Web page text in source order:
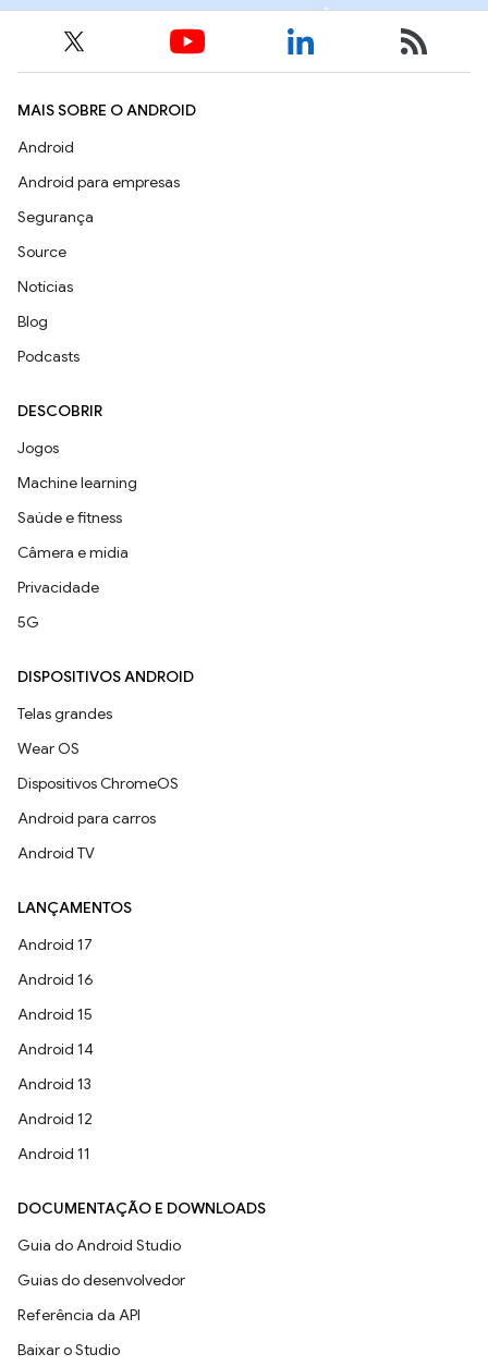
MAIS SOBRE O ANDROID
Android
Android para empresas
Segurança
Source
Notícias
Blog
Podcasts
DESCOBRIR
Jogos
Machine learning
Saúde e fitness
Câmera e mídia
Privacidade
5G
DISPOSITIVOS ANDROID
Telas grandes
Wear OS
Dispositivos ChromeOS
Android para carros
Android TV
LANÇAMENTOS
Android 17
Android 16
Android 15
Android 14
Android 13
Android 12
Android 11
DOCUMENTAÇÃO E DOWNLOADS
Guia do Android Studio
Guias do desenvolvedor
Referência da API
Baixar o Studio